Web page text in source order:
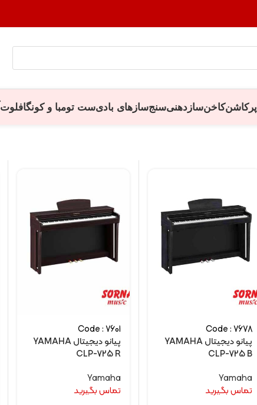
پرکاشنکاخنسازدهنیسنجسازهای بادیست تومبا و کونگافلوت
Code : 7678
پیانو دیجیتال YAMAHA
CLP-725 B
Yamaha
تماس بگیرید
Code : 7601
پیانو دیجیتال YAMAHA
CLP-725 R
Yamaha
تماس بگیرید